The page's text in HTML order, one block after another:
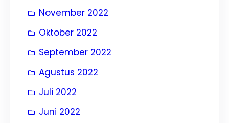
November 2022
Oktober 2022
September 2022
Agustus 2022
Juli 2022
Juni 2022